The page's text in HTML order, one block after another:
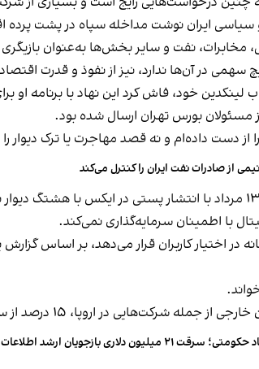
ایران نوشت مداخله سپاه در پشت پرده
مخابرات، نفت و سایر بخش‌ها به‌عنوان
در آن‌ها ندارد، نیز از نفوذ و قدرت
لینکدین خود، فاش کرد این نهاد با برنامه
دست داده‌ام و نه قصد مهاجرت یا ترک دیوار را
از صادرات نفت ایران را کنترل می‌کند
احسان چیت‌ساز، معاون وزیر ارتباطات و فناوری اطلاعات دولت پزشکیان، ۱۳
با اطمینان سرمایه‌گذاری نمی‌کند.
۱۵ درصد از سهام این شرکت را در اختیار دارد.
بازجویان ارشد اطلاعات سپاه از جیب مردم